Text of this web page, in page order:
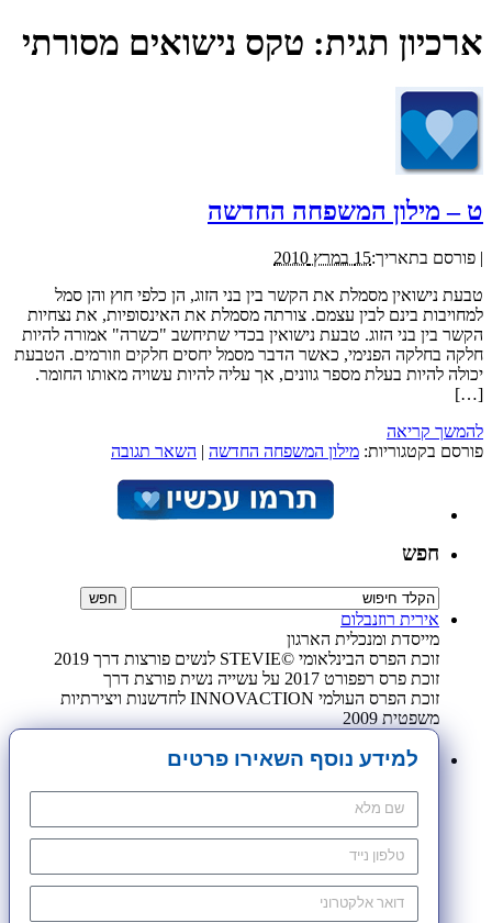
ארכיון תגית: טקס נישואים מסורתי
ט – מילון המשפחה החדשה
| פורסם בתאריך:15 במרץ 2010
טבעת נישואין מסמלת את הקשר בין בני הזוג, הן כלפי חוץ והן סמל
למחויבות בינם לבין עצמם. צורתה מסמלת את האינסופיות, את נצחיות
הקשר בין בני הזוג. טבעת נישואין בכדי שתיחשב "כשרה" אמורה להיות
חלקה בחלקה הפנימי, כאשר הדבר מסמל יחסים חלקים וזורמים. הטבעת
יכולה להיות בעלת מספר גוונים, אך עליה להיות עשויה מאותו החומר.
[…]
להמשך קריאה
פורסם בקטגוריות: מילון המשפחה החדשה | השאר תגובה
חפש
אירית רוזנבלום
מייסדת ומנכלית הארגון
זוכת הפרס הבינלאומי ©STEVIE לנשים פורצות דרך 2019
זוכת פרס רפפורט 2017 על עשייה נשית פורצת דרך
זוכת הפרס העולמי INNOVACTION לחדשנות ויצירתיות
משפטית 2009
למידע נוסף השאירו פרטים